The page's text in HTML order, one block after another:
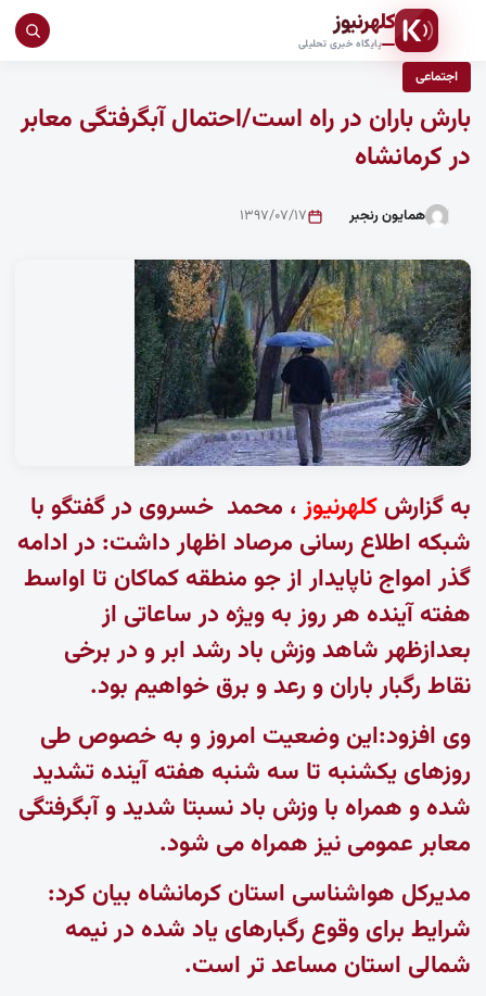
کلهرنیوز
پایگاه خبری تحلیلی
اجتماعی
بارش باران در راه است/احتمال آبگرفتگی معابر
در کرمانشاه
همایون رنجبر ۱۳۹۷/۰۷/۱۷
به گزارش کلهرنیوز، محمد خسروی در گفتگو با
شبکه اطلاع رسانی مرصاد اظهار داشت: در ادامه
گذر امواج ناپایدار از جو منطقه کماکان تا اواسط
هفته آینده هر روز به ویژه در ساعاتی از
بعدازظهر شاهد وزش باد رشد ابر و در برخی
نقاط رگبار باران و رعد و برق خواهیم بود.
وی افزود:این وضعیت امروز و به خصوص طی
روزهای یکشنبه تا سه شنبه هفته آینده تشدید
شده و همراه با وزش باد نسبتا شدید و آبگرفتگی
معابر عمومی نیز همراه می شود.
مدیرکل هواشناسی استان کرمانشاه بیان کرد:
شرایط برای وقوع رگبارهای یاد شده در نیمه
شمالی استان مساعد تر است.